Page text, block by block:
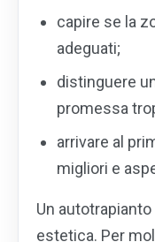
capire se la
adeguati;
distinguere
promessa
arrivare al
migliori e
Un
estetica. Per